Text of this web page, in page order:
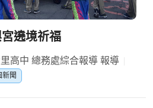
遶境祈福
高中 總務處綜合報導 報導
新聞